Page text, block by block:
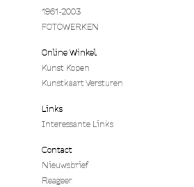
1961-2003
FOTOWERKEN
Online Winkel
Kunst Kopen
Kunstkaart Versturen
Links
Interessante Links
Contact
Nieuwsbrief
Reageer